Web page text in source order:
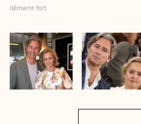
démarre fort